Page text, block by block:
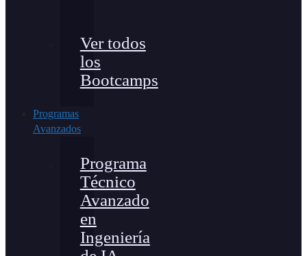
Ver todos
los
Bootcamps
Programas
Avanzados
Programa
Técnico
Avanzado
en
Ingeniería